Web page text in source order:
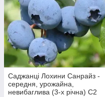
Саджанці Лохини Санрайз -
середня, урожайна,
невибаглива (3-х річна) С2